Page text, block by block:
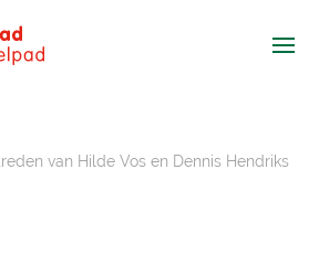
van Hilde Vos en Dennis Hendriks